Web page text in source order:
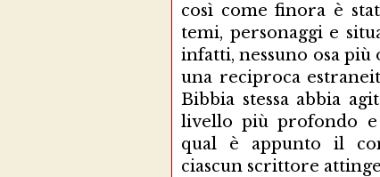
così come finora è
temi, personaggi e
infatti, nessuno osa
una reciproca
Bibbia stessa abbia
livello più profondo e
qual è appunto il
ciascun scrittore